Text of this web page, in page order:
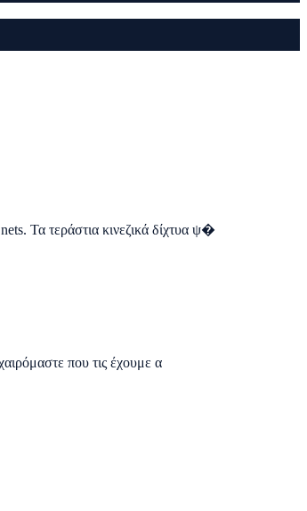
Τα τεράστια κινεζικά δίχτυα ψ�
που τις έχουμε α